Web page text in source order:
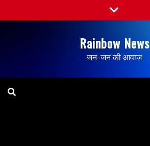
Rainbow News
जन-जन की आवाज